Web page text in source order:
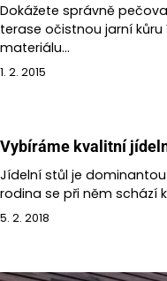
Dokážete správně
terase očistnou jarní
materiálu…
1. 2. 2015
Vybíráme kvalitní
Jídelní stůl je
rodina se při něm schází
5. 2. 2018